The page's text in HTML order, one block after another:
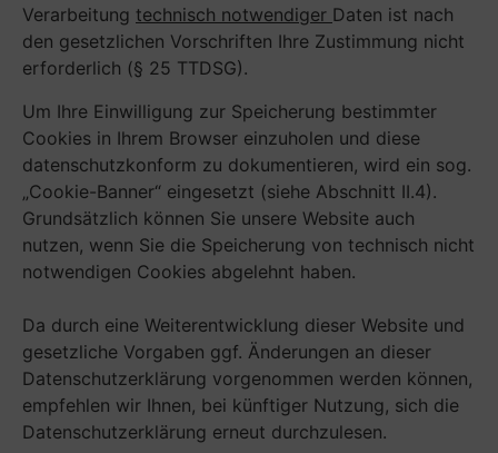
Verarbeitung technisch notwendiger Daten ist nach
den gesetzlichen Vorschriften Ihre Zustimmung nicht
erforderlich (§ 25 TTDSG).
Um Ihre Einwilligung zur Speicherung bestimmter
Cookies in Ihrem Browser einzuholen und diese
datenschutzkonform zu dokumentieren, wird ein sog.
„Cookie-Banner“ eingesetzt (siehe Abschnitt II.4).
Grundsätzlich können Sie unsere Website auch
nutzen, wenn Sie die Speicherung von technisch nicht
notwendigen Cookies abgelehnt haben.
Da durch eine Weiterentwicklung dieser Website und
gesetzliche Vorgaben ggf. Änderungen an dieser
Datenschutzerklärung vorgenommen werden können,
empfehlen wir Ihnen, bei künftiger Nutzung, sich die
Datenschutzerklärung erneut durchzulesen.